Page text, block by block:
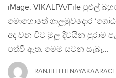
iMage: VIKALPA/File
මොහොතේ ගාලුමුවදොර
අද වන විට මුලු දිවයින පුරාම
පත්වී ඇත. මෙම සටන සැබෑ…
RANJITH